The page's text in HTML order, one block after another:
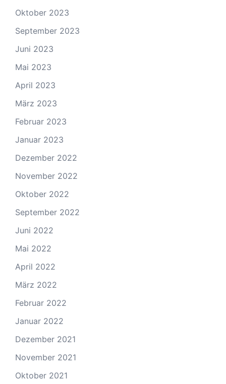
Oktober 2023
September 2023
Juni 2023
Mai 2023
April 2023
März 2023
Februar 2023
Januar 2023
Dezember 2022
November 2022
Oktober 2022
September 2022
Juni 2022
Mai 2022
April 2022
März 2022
Februar 2022
Januar 2022
Dezember 2021
November 2021
Oktober 2021